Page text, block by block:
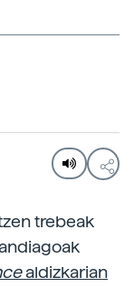
trebeak
aldizkarian